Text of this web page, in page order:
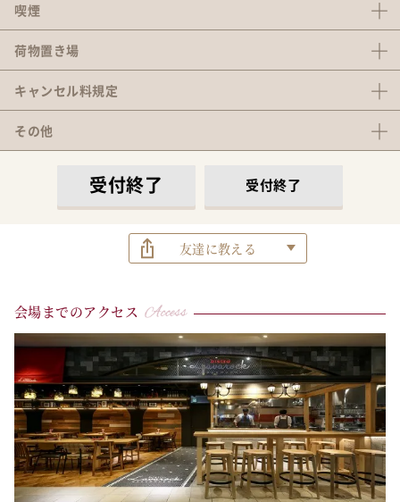
喫煙
荷物置き場
キャンセル料規定
その他
受付終了 受付終了
友達に教える
会場までのアクセス